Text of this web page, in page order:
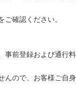
ご確認ください。
事前登録および通行料
んので、お客様ご自身